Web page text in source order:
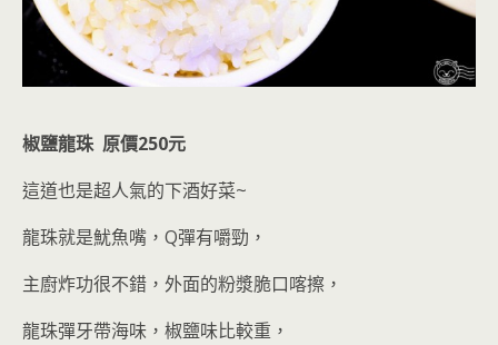
椒鹽龍珠 原價250元
這道也是超人氣的下酒好菜~
龍珠就是魷魚嘴，Q彈有嚼勁，
主廚炸功很不錯，外面的粉漿脆口喀擦，
龍珠彈牙帶海味，椒鹽味比較重，